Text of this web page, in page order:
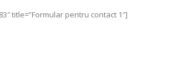
title=”Formular pentru contact 1″]